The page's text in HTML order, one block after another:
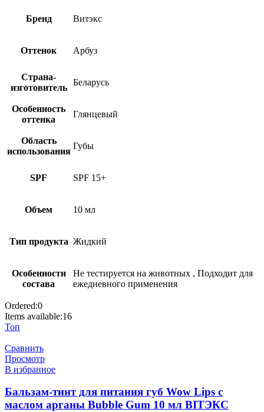
Бренд Витэкс
Оттенок Арбуз
Страна-
изготовитель
Беларусь
Особенность
оттенка
Глянцевый
Область
использования
Губы
SPF SPF 15+
Объем 10 мл
Тип продукта Жидкий
Особенности
состава
Не тестируется на животных , Подходит для
ежедневного применения
Ordered:0
Items available:16
Топ
Сравнить
Просмотр
В избранное
Бальзам-тинт для питания губ Wow Lips с
маслом арганы Bubble Gum 10 мл BITЭКС